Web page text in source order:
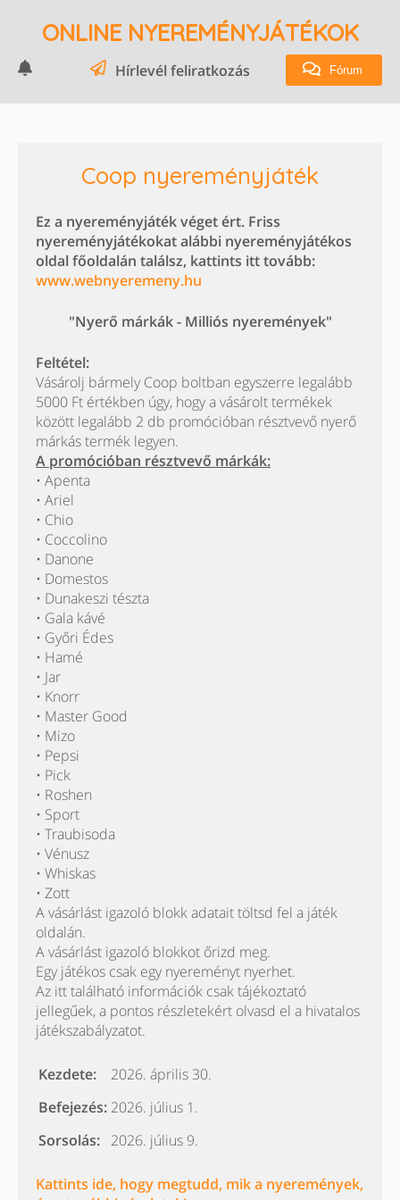
ONLINE NYEREMÉNYJÁTÉKOK
Hírlevél feliratkozás Fórum
Coop nyereményjáték
Ez a nyereményjáték véget ért. Friss
nyereményjátékokat alábbi nyereményjátékos
oldal főoldalán találsz, kattints itt tovább:
www.webnyeremeny.hu
"Nyerő márkák - Milliós nyeremények"
Feltétel:
Vásárolj bármely Coop boltban egyszerre legalább
5000 Ft értékben úgy, hogy a vásárolt termékek
között legalább 2 db promócióban résztvevő nyerő
márkás termék legyen.
A promócióban résztvevő márkák:
• Apenta
• Ariel
• Chio
• Coccolino
• Danone
• Domestos
• Dunakeszi tészta
• Gala kávé
• Győri Édes
• Hamé
• Jar
• Knorr
• Master Good
• Mizo
• Pepsi
• Pick
• Roshen
• Sport
• Traubisoda
• Vénusz
• Whiskas
• Zott
A vásárlást igazoló blokk adatait töltsd fel a játék
oldalán.
A vásárlást igazoló blokkot őrizd meg.
Egy játékos csak egy nyereményt nyerhet.
Az itt található információk csak tájékoztató
jellegűek, a pontos részletekért olvasd el a hivatalos
játékszabályzatot.
Kezdete:
2026. április 30.
Befejezés: 2026. július 1.
Sorsolás: 2026. július 9.
Kattints ide, hogy megtudd, mik a nyeremények,